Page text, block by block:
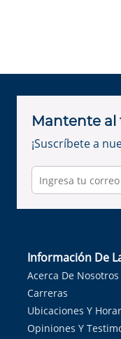
Mantente al
¡Suscríbete a
Información De
Acerca De Nosotros
Carreras
Ubicaciones Y
Opiniones Y